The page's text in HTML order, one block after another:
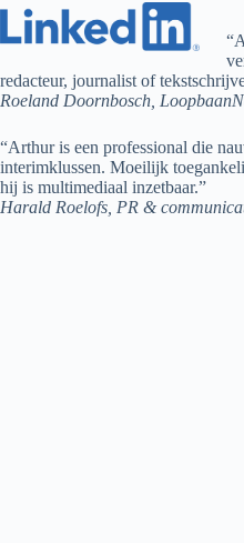
redacteur, journalist of
Roeland Doornbosch,
“Arthur is een professional die
interimklussen. Moeilijk
hij is multimediaal inzetbaar.”
Harald Roelofs, PR &